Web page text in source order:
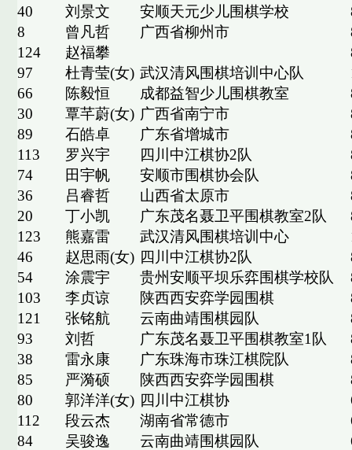
40
刘景文 安顺天元少儿围棋学校
8
曾凡哲 广西省柳州市
124
赵福攀
97
杜青莹(女) 武汉清风围棋培训中心队
66
陈毅恒 成都益智少儿围棋教室
30
覃芊蔚(女) 广西省南宁市
89
石皓卓 广东省增城市
113
罗兴宇 四川中江棋协2队
74
田宇帆 安顺市围棋协会队
36
吕睿哲 山西省太原市
20
丁小凯 广东茂名聂卫平围棋教室2队
123
熊嘉雷 武汉清风围棋培训中心
46
赵思雨(女) 四川中江棋协2队
54
涂震宇 贵州安顺平坝乐弈围棋学校队
103
李贞谅 陕西西安弈学园围棋
121
张铭航 云南曲靖围棋园队
93
刘哲 广东茂名聂卫平围棋教室1队
38
雷永康 广东珠海市珠江棋院队
85
严漪硕 陕西西安弈学园围棋
80
郭洋洋(女) 四川中江棋协
112
段云杰 湖南省常德市
84
吴骏逸 云南曲靖围棋园队